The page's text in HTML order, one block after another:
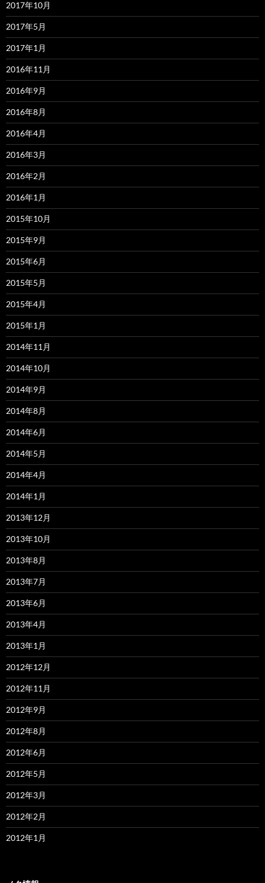
2017年10月
2017年5月
2017年1月
2016年11月
2016年9月
2016年8月
2016年4月
2016年3月
2016年2月
2016年1月
2015年10月
2015年9月
2015年6月
2015年5月
2015年4月
2015年1月
2014年11月
2014年10月
2014年9月
2014年8月
2014年6月
2014年5月
2014年4月
2014年1月
2013年12月
2013年10月
2013年8月
2013年7月
2013年6月
2013年4月
2013年1月
2012年12月
2012年11月
2012年9月
2012年8月
2012年6月
2012年5月
2012年3月
2012年2月
2012年1月